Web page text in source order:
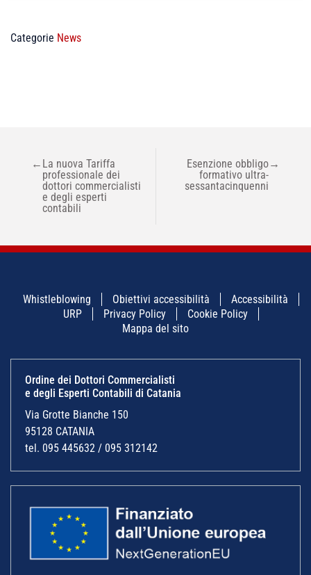
Categorie News
NAVIGAZIONE
ARTICOLI
← La nuova Tariffa
professionale dei
dottori commercialisti
e degli esperti
contabili
Esenzione obbligo
formativo ultra-
sessantacinquenni
→
Whistleblowing Obiettivi accessibilità
Accessibilità
URP
Privacy Policy
Cookie Policy
Mappa del sito
Ordine dei Dottori Commercialisti
e degli Esperti Contabili di Catania
Via Grotte Bianche 150
95128 CATANIA
tel. 095 445632 / 095 312142